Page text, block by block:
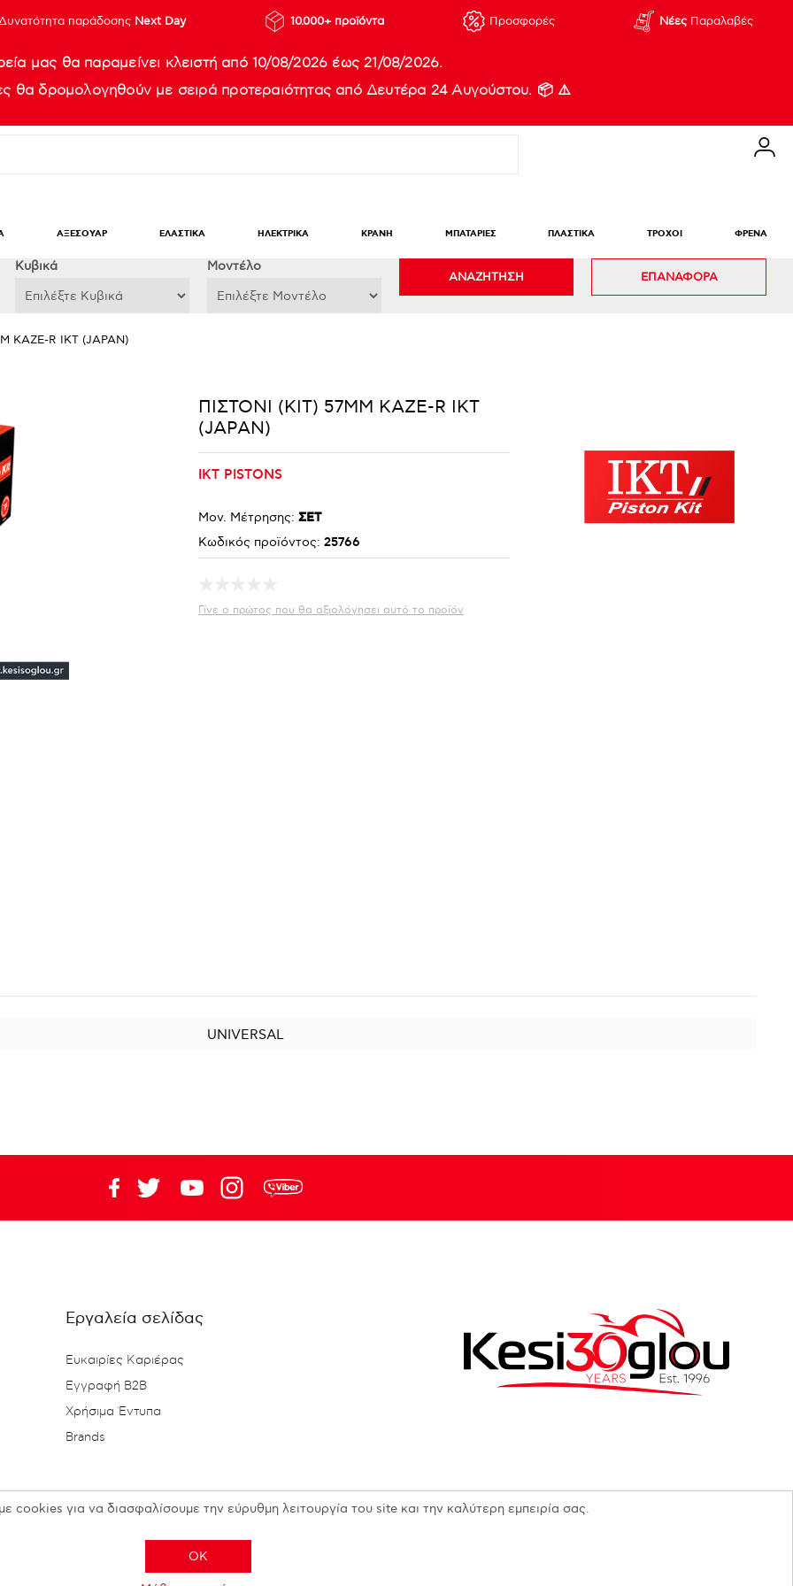
παράδοσης Next Day 10.000+ προϊόντα Προσφορές ΝέεςΠαραλαβές
μας θα παραμείνει κλειστή από 10/08/2026 έως 21/08/2026.
θα δρομολογηθούν με σειρά προτεραιότητας από Δευτέρα 24 Αυγούστου. 📦 ⚠️
ΑΞΕΣΟΥΑΡ ΕΛΑΣΤΙΚΑ ΗΛΕΚΤΡΙΚΑ ΚΡΑΝΗ ΜΠΑΤΑΡΙΕΣ ΠΛΑΣΤΙΚΑ ΤΡΟΧΟΙ ΦΡΕΝΑ
Κυβικά Μοντέλο
ΑΝΑΖΗΤΗΣΗ ΕΠΑΝΑΦΟΡΑ
KAZE-R IKT (JAPAN)
ΠΙΣΤΟΝΙ (KIT) 57MM KAZE-R IKT
(JAPAN)
IKT PISTONS
Μον. Μέτρησης: ΣΕΤ
Κωδικός προϊόντος: 25766
Γίνε ο πρώτος που θα αξιολόγησει αυτό το προϊόν
UNIVERSAL
Εργαλεία σελίδας
Ευκαιρίες Καριέρας
Εγγραφή B2B
Χρήσιμα Έντυπα
Brands
Copyright © 2026 N. KESISOGLOU S.A. - All rights reserved
cookies για να διασφαλίσουμε την εύρυθμη λειτουργία του site και την καλύτερη εμπειρία σας.
OK